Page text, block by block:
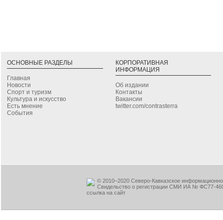
ОСНОВНЫЕ РАЗДЕЛЫ
Главная
Новости
Спорт и туризм
Культура и искусство
Есть мнение
События
КОРПОРАТИВНАЯ
ИНФОРМАЦИЯ
Об издании
Контакты
Вакансии
twitter.com/contrasterra
© 2010–2020 Северо-Кавказское
Свидельство о регистрации СМИ ИА № ФС77-
ссылка на сайт